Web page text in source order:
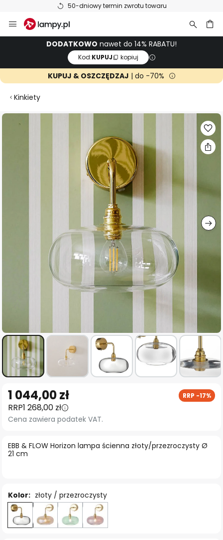
50-dniowy termin zwrotu towaru
Przejdź
do
DODATKOWO nawet do 14% RABATU!
Kod:KUPUJ kopiuj
KUPUJ & OSZCZĘDZAJ | do -70%
Kinkiety
Przejdź
na
początek
galerii
EBB & FLOW Horizon lampa ścienna złoty/przezroczysty Ø
21 cm
1 044,00 zł RRP -17%
RRP1 268,00 zł
Cena zawiera podatek VAT.
Kolor: złoty / przezroczysty